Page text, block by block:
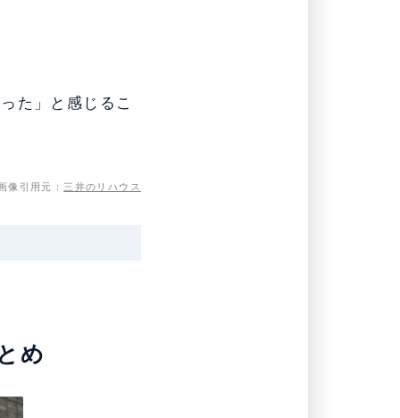
た」と感じるこ
像引用元： 三井のリハウス
め